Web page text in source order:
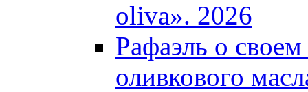
oliva». 2026
Рафаэль о
оливкового